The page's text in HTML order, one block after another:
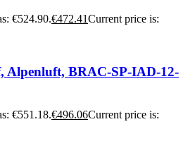
€524.90.€472.41Current price is:
Alpenluft, BRAC-SP-IAD-12-
€551.18.€496.06Current price is: